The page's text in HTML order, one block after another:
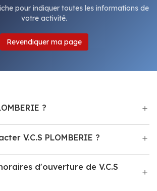
pour indiquer toutes les informations de
votre activité.
Revendiquer ma page
?
V.C.S PLOMBERIE ?
d'ouverture de V.C.S